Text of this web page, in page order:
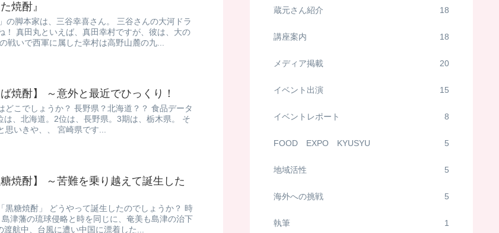
焼酎』
の脚本家は、三谷幸喜さん。 三谷さんの大河ドラ
！ 真田丸といえば、真田幸村ですが、彼は、大の
戦いで西軍に属した幸村は高野山麓の九...
焼酎】 ～意外と最近でひっくり！
どこでしょうか？ 長野県？北海道？？ 食品データ
、北海道。2位は、長野県。3期は、栃木県。 そ
思いきや、、 宮崎県です...
焼酎】 ～苦難を乗り越えて誕生した
黒糖焼酎」 どうやって誕生したのでしょうか？ 時
津藩の琉球侵略と時を同じに、奄美も島津の治下
航中、台風に遭い中国に漂着した...
蔵元さん紹介 18
講座案内 18
メディア掲載 20
イベント出演 15
イベントレポート 8
FOOD EXPO KYUSYU 5
地域活性 5
海外への挑戦 5
執筆 1